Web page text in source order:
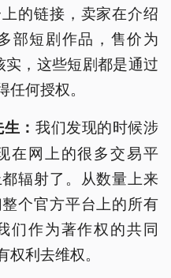
的链接，卖家在介绍
部短剧作品，售价为
，这些短剧都是通过
何授权。
： 我们发现的时候涉
在网上的很多交易平
辐射了。从数量上来
个官方平台上的所有
们作为著作权的共同
利去维权。